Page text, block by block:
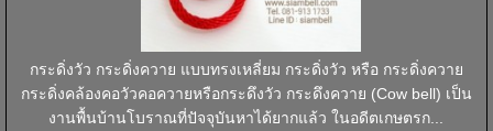
กระดิ่งวัว กระดิ่งควาย แบบทรงเหลี่ยม กระดิ่งวัว หรือ กระดิ่งควาย
กระดิ่งคล้องคอวัวคอควายหรือกระดึงวัว กระดึงควาย (Cow bell) เป็น
งานพื้นบ้านโบราณที่ปัจจุบันหาได้ยากแล้ว ในอดีตเกษตรก...